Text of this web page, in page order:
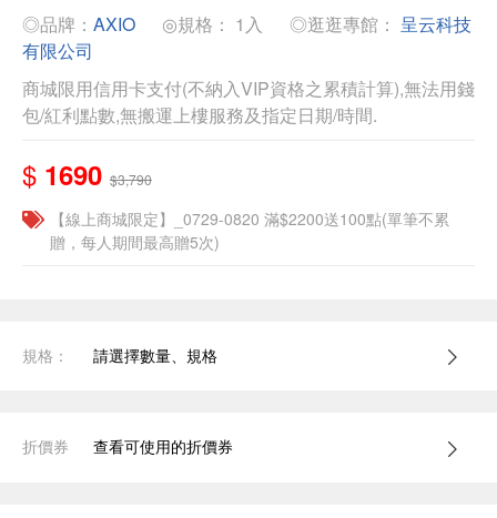
◎品牌： AXIO ◎規格： 1入 ◎逛逛專館： 呈云科技
有限公司
商城限用信用卡支付(不納入VIP資格之累積計算),無法用錢
包/紅利點數,無搬運上樓服務及指定日期/時間.
$ 1690 $3,790
【線上商城限定】_0729-0820 滿$2200送100點(單筆不累
贈，每人期間最高贈5次)
規格： 請選擇數量、規格
折價券 查看可使用的折價券